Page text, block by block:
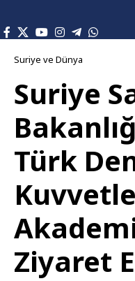
Suriye ve Dünya
Suriye
Türk
Ziyaret